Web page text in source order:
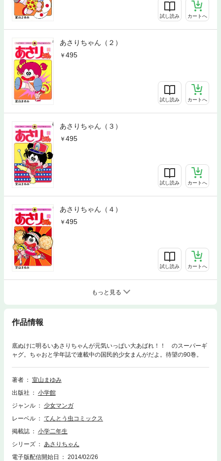
試し読み カートへ
あさりちゃん（２）
495
試し読み カートへ
あさりちゃん（３）
495
試し読み カートへ
あさりちゃん（４）
495
試し読み カートへ
もっと見る
作品情報
底ぬけに明るいあさりちゃんが元気いっぱい大あばれ！！ のスーパーギ
ャグ。ちゃおと学年誌で連載中の国民的少女まんがだよ。待望の90巻。
著者
室山まゆみ
出版社
小学館
ジャンル
少女マンガ
レーベル
てんとう虫コミックス
掲載誌
小学二年生
シリーズ
あさりちゃん
電子版配信開始日
2014/02/26